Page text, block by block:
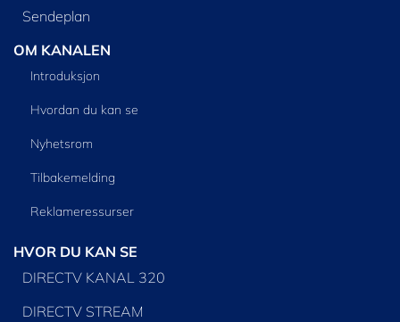
Sendeplan
OM KANALEN
Introduksjon
Hvordan du kan se
Nyhetsrom
Tilbakemelding
Reklameressurser
HVOR DU KAN SE
DIRECTV KANAL 320
DIRECTV STREAM